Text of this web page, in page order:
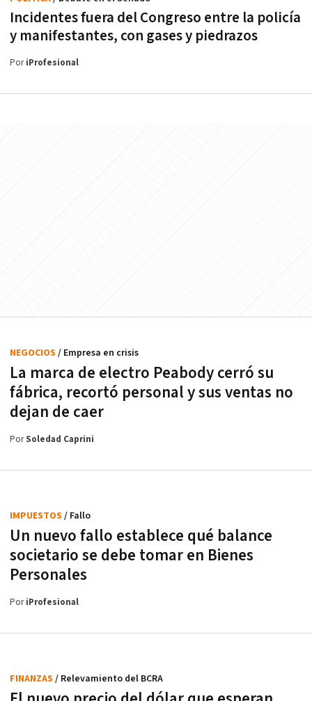
Incidentes fuera del Congreso entre la policía
y manifestantes, con gases y piedrazos
PoriProfesional
La marca de electro Peabody cerró su
fábrica, recortó personal y sus ventas no
dejan de caer
NEGOCIOS / Empresa en crisis
PorSoledad Caprini
Un nuevo fallo establece qué balance
societario se debe tomar en Bienes
Personales
IMPUESTOS / Fallo
PoriProfesional
FINANZAS / Relevamiento del BCRA